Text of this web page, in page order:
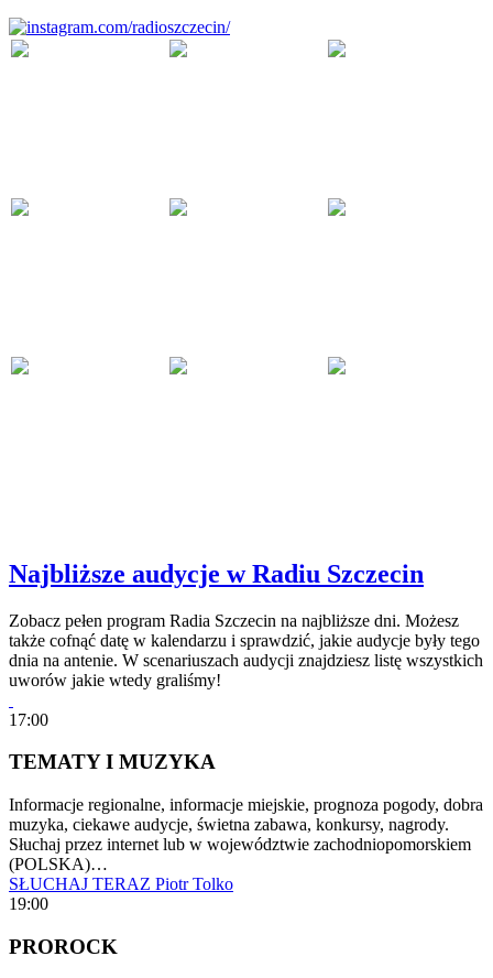
Najbliższe audycje w Radiu Szczecin
Zobacz pełen program Radia Szczecin na najbliższe dni. Możesz
także cofnąć datę w kalendarzu i sprawdzić, jakie audycje były tego
dnia na antenie. W scenariuszach audycji znajdziesz listę wszystkich
uworów jakie wtedy graliśmy!
17:00
TEMATY I MUZYKA
Informacje regionalne, informacje miejskie, prognoza pogody, dobra
muzyka, ciekawe audycje, świetna zabawa, konkursy, nagrody.
Słuchaj przez internet lub w województwie zachodniopomorskiem
(POLSKA)…
SŁUCHAJ TERAZ Piotr Tolko
19:00
PROROCK